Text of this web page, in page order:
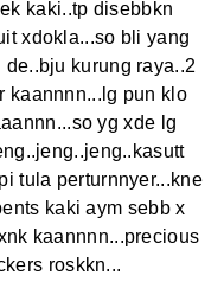
kaki..tp disebbkn
xdokla...so bli yang
kurung raya..2
kaannnn...lg pun klo
yg xde lg
tula perturnnyer...kne
kaki aym sebb x
kaannnn...precious
roskkn...